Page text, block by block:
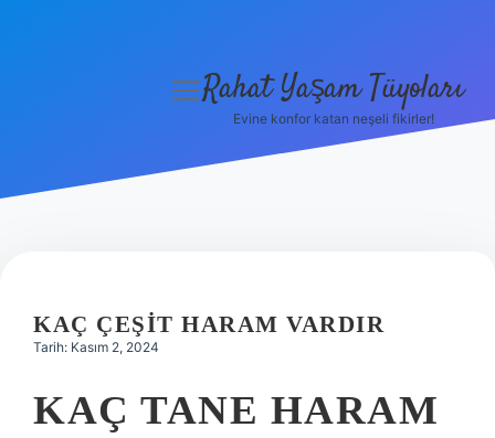
Hakkımızda
menüyü
Rahat Yaşam Tüyoları
Evine konfor katan neşeli fikirler!
KAÇ ÇEŞIT HARAM VARDIR
Tarih: Kasım 2, 2024
KAÇ TANE HARAM